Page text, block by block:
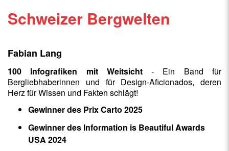
Schweizer Bergwelten
Fabian Lang
100 Infografiken mit Weitsicht- Ein Band für
Bergliebhaberinnen und für Design-Aficionados, deren
Herz für Wissen und Fakten schlägt!
Gewinner des Prix Carto 2025
Gewinner des Information is Beautiful Awards
USA 2024